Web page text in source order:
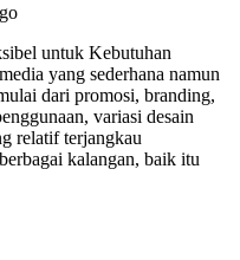
untuk Kebutuhan
yang sederhana namun
dari promosi, branding,
variasi desain
relatif terjangkau
kalangan, baik itu